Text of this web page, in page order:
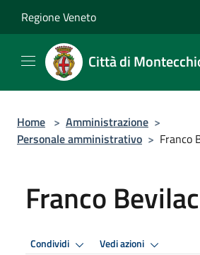
Regione Veneto
Città di
Home > Amministrazione >
Personale amministrativo > Franco
Franco
Condividi Vedi azioni